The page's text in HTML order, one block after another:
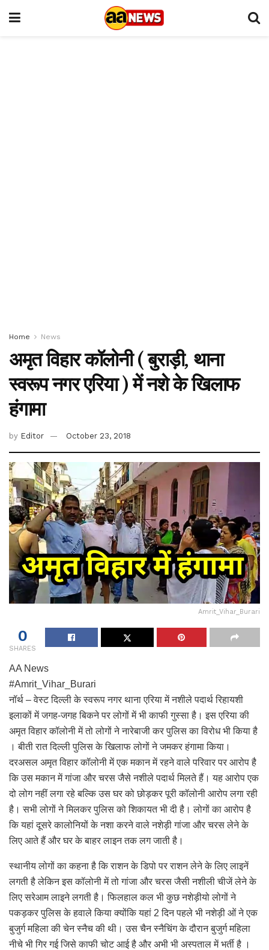
Home News
अमृत विहार कॉलोनी ( बुराड़ी, थाना
स्वरूप नगर एरिया ) में नशे के खिलाफ
हंगामा
by Editor October 23, 2018
Amrit_Vihar_Burari
0
SHARES
AA News
#Amrit_Vihar_Burari
नॉर्थ – वेस्ट दिल्ली के स्वरूप नगर थाना एरिया में नशीले पदार्थ रिहायशी
इलाकों में जगह-जगह बिकने पर लोगों में भी काफी गुस्सा है। इस एरिया की
अमृत विहार कॉलोनी में तो लोगों ने नारेबाजी कर पुलिस का विरोध भी किया है
। बीती रात दिल्ली पुलिस के खिलाफ लोगों ने जमकर हंगामा किया।
दरअसल अमृत विहार कॉलोनी में एक मकान में रहने वाले परिवार पर आरोप है
कि उस मकान में गांजा और चरस जैसे नशीले पदार्थ मिलते हैं। यह आरोप एक
दो लोग नहीं लगा रहे बल्कि उस घर को छोड़कर पूरी कॉलोनी आरोप लगा रही
है। सभी लोगों ने मिलकर पुलिस को शिकायत भी दी है। लोगों का आरोप है
कि यहां दूसरे कालोनियों के नशा करने वाले नशेड़ी गांजा और चरस लेने के
लिए आते हैं और घर के बाहर लाइन तक लग जाती है।
स्थानीय लोगों का कहना है कि राशन के डिपो पर राशन लेने के लिए लाइनें
लगती है लेकिन इस कॉलोनी में तो गांजा और चरस जैसी नशीली चीजें लेने के
लिए सरेआम लाइने लगती है। फिलहाल कल भी कुछ नशेड़ीयो लोगों ने
पकड़कर पुलिस के हवाले किया क्योंकि यहां 2 दिन पहले भी नशेड़ी ओं ने एक
बुजुर्ग महिला की चेन स्नैच की थी। उस चैन स्नैचिंग के दौरान बुजुर्ग महिला
नीचे भी गिर गई जिसे काफी चोट आई है और अभी भी अस्पताल में भर्ती है ।